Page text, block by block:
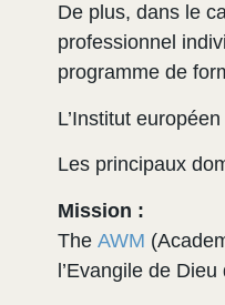
De plus, dans le
professionnel
programme de
L’Institut
Les principaux
Mission :
The AWM
l’Evangile de